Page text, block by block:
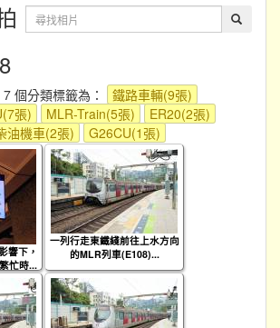
個分類標籤為：
鐵路車輛(9張)
張)
MLR-Train(5張)
ER20(2張)
油機車(2張) G26CU(1張)
響下，
忙時...
一列行走東鐵綫前往上水方向
的MLR列車(E108)...